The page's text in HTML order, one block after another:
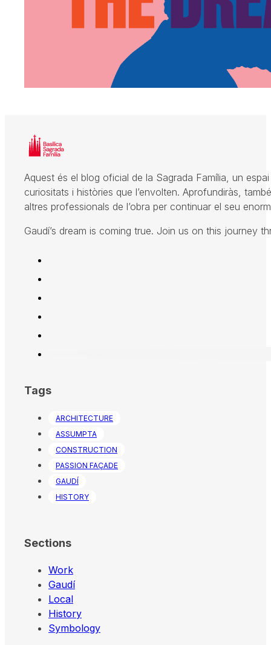
Aquest és el blog oficial de la Sagrada Família, un
curiositats i històries que l’envolten. Aprofundiràs,
altres professionals de l’obra per continuar el seu
Gaudí’s dream is coming true. Join us on this journey
Tags
ARCHITECTURE
ASSUMPTA
CONSTRUCTION
PASSION FAÇADE
GAUDÍ
HISTORY
Sections
Work
Gaudí
Local
History
Symbology